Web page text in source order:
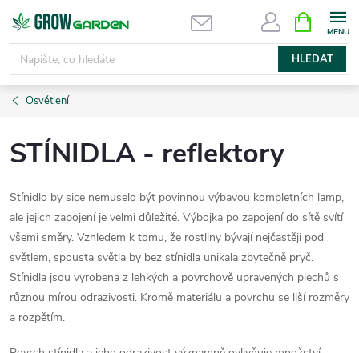
Přejít
obsah
HLEDAT
NÁKUPNÍ
KOŠÍK
Osvětlení
STÍNIDLA - reflektory
Stínidlo by sice nemuselo být povinnou výbavou kompletních lamp,
ale jejich zapojení je velmi důležité. Výbojka po zapojení do sítě svítí
všemi směry. Vzhledem k tomu, že rostliny bývají nejčastěji pod
světlem, spousta světla by bez stínidla unikala zbytečně pryč.
Stínidla jsou vyrobena z lehkých a povrchově upravených plechů s
různou mírou odrazivosti. Kromě materiálu a povrchu se liší rozměry
a rozpětím.